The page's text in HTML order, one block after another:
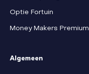
Optie Fortuin
Money Makers Premium
Algemeen